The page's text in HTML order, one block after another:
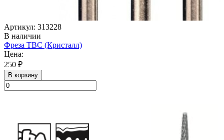
Артикул: 313228
В наличии
Фреза ТВС (Кристалл)
Цена:
250 ₽
В корзину